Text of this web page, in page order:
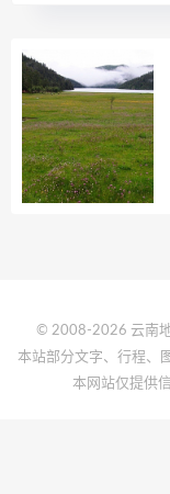
© 2008-2026 云南
本站部分文字、行程、
本网站仅提供